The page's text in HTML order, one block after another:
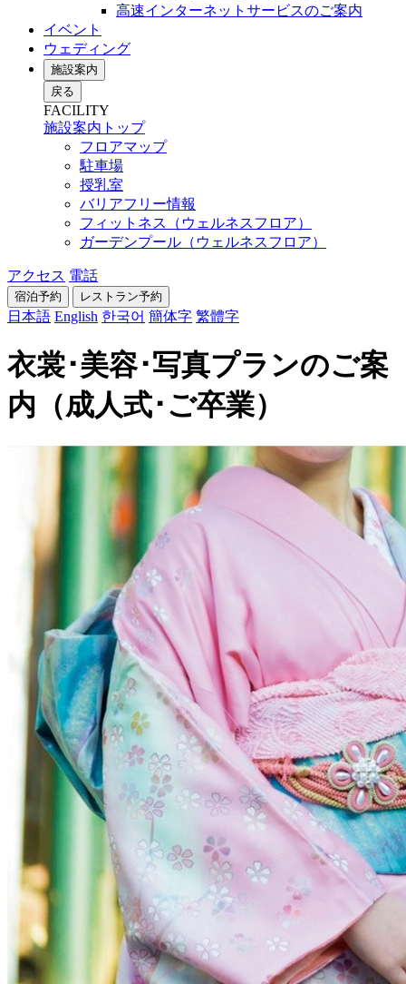
高速インターネットサービスのご案内
イベント
ウェディング
施設案内
戻る
FACILITY
施設案内トップ
フロアマップ
駐車場
授乳室
バリアフリー情報
フィットネス（ウェルネスフロア）
ガーデンプール（ウェルネスフロア）
アクセス 電話
宿泊予約 レストラン予約
日本語 English 한국어 簡体字 繁體字
衣裳･美容･写真プランのご案
内（成人式･ご卒業）